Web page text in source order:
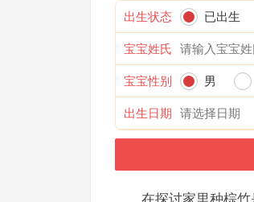
出生状态 已出生
宝宝姓氏
宝宝性别 男
出生日期
在探讨家里种棕